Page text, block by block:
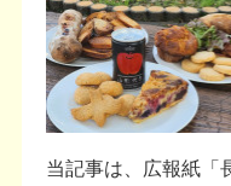
当記事は、広報紙「